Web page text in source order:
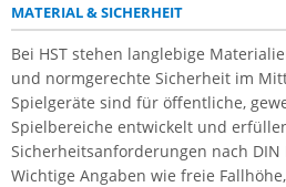
MATERIAL & SICHERHEIT
Bei HST stehen langlebige
und normgerechte Sicherheit im
Spielgeräte sind für öffentliche,
Spielbereiche entwickelt und
Sicherheitsanforderungen nach DIN
Wichtige Angaben wie freie